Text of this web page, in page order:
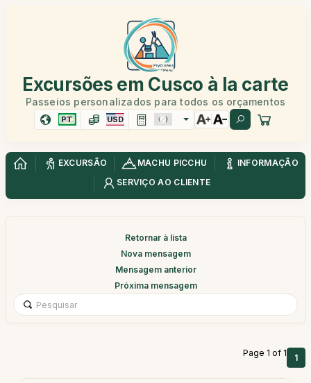
Excursões em Cusco à la carte
Passeios personalizados para todos os orçamentos
PT USD
EXCURSÃO MACHU PICCHU
INFORMAÇÃO
SERVIÇO AO CLIENTE
Retornar à lista
Nova mensagem
Mensagem anterior
Próxima mensagem
Page 1 of 1 1